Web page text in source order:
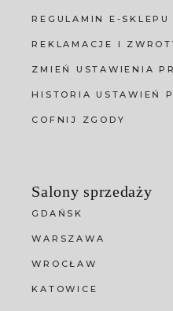
REGULAMIN E-SKLEPU
REKLAMACJE I
ZMIEŃ USTAWIENIA
HISTORIA USTAWIEŃ
COFNIJ ZGODY
Salony sprzedaży
GDAŃSK
WARSZAWA
WROCŁAW
KATOWICE